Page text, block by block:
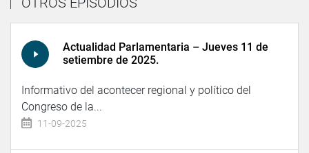
Actualidad Parlamentaria – Jueves 11 de
setiembre de 2025.
Informativo del acontecer regional y político del
Congreso de la...
11-09-2025